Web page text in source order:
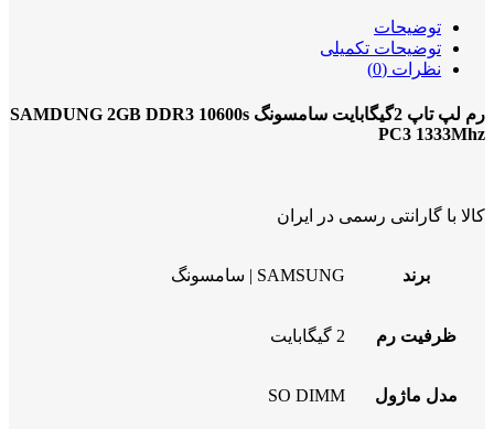
توضیحات
توضیحات تکمیلی
نظرات (0)
رم لپ تاپ 2گیگابایت سامسونگ SAMDUNG 2GB DDR3 10600s
PC3 1333Mhz
کالا با گارانتی رسمی در ایران
برند SAMSUNG | سامسونگ
ظرفیت رم 2 گیگابایت
مدل ماژول SO DIMM